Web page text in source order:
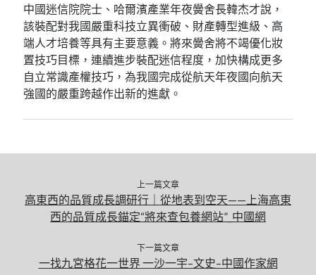
中國迷信院院士、哈爾濱產業年夜黌舍長韓杰才說，
該裝配對我國嚴重科技立異衝破、財產轉型進級、高
端人才培養等具有主要意義。將來黌舍將不竭優化妝
置技巧目標，連續進步裝配迷信程度，加快構成更多
自立常識產權技巧，為我國完成從航天年夜國向航天
強國的嚴重跨越作出新的進獻。
上一篇文章
高東西的品質成長調研行｜從地表到空天——上海高東
西的品質成長錨定“將來查包養網站”_中國網
下一篇文章
一找九宮格花一世界 一沙一宇–文史–中國作家網